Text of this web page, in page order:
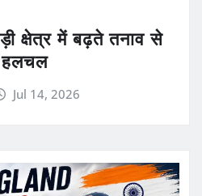
क्षेत्र में बढ़ते तनाव से
हलचल
Jul 14, 2026